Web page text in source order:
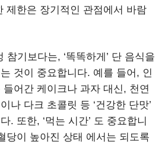
제한은 장기적인 관점에서 바람
참기보다는, ‘똑똑하게’ 단 음식을
것이 중요합니다. 예를 들어, 인
어간 케이크나 과자 대신, 천연
나 다크 초콜릿 등 ‘건강한 단맛’
. 또한, ‘먹는 시간’ 도 중요합니
당이 높아진 상태 에서는 되도록